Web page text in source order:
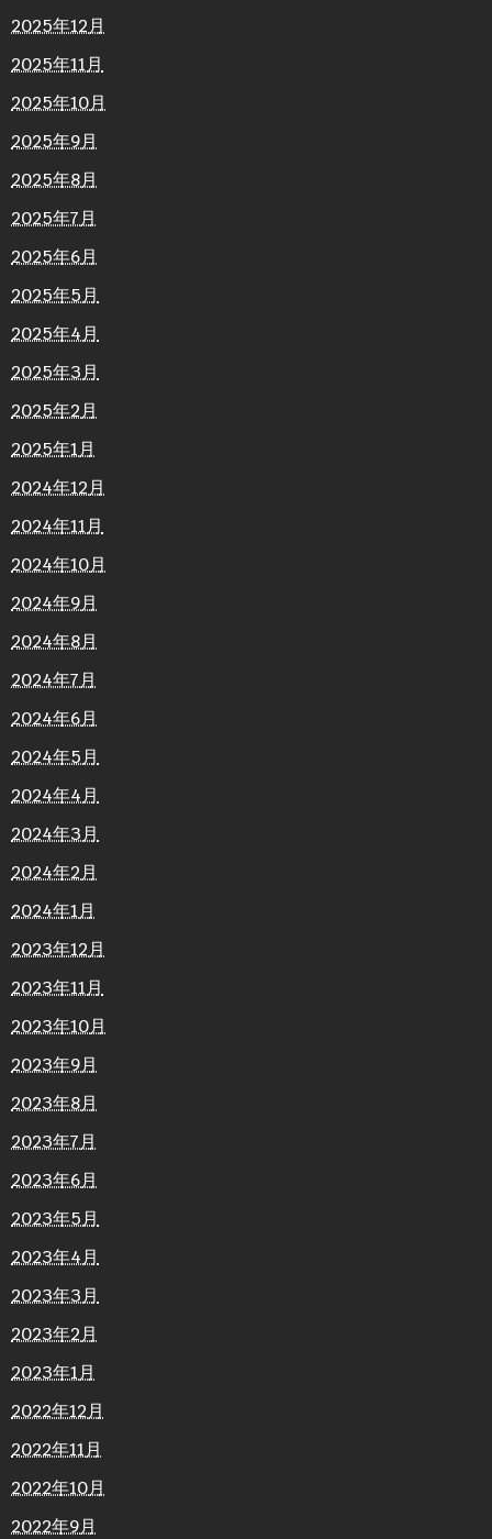
2025年12月
2025年11月
2025年10月
2025年9月
2025年8月
2025年7月
2025年6月
2025年5月
2025年4月
2025年3月
2025年2月
2025年1月
2024年12月
2024年11月
2024年10月
2024年9月
2024年8月
2024年7月
2024年6月
2024年5月
2024年4月
2024年3月
2024年2月
2024年1月
2023年12月
2023年11月
2023年10月
2023年9月
2023年8月
2023年7月
2023年6月
2023年5月
2023年4月
2023年3月
2023年2月
2023年1月
2022年12月
2022年11月
2022年10月
2022年9月